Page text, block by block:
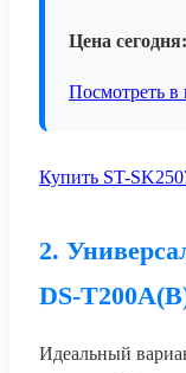
Цена сегодня:
Посмотреть в
Купить ST-
2.
DS-
Идеальный